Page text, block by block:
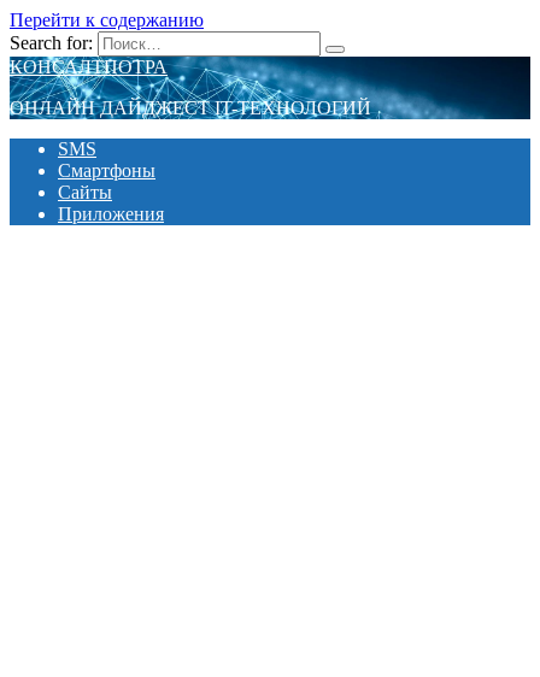
Перейти к содержанию
Search for:
КОНСАЛТПОТРА
ОНЛАЙН ДАЙДЖЕСТ IT-ТЕХНОЛОГИЙ
SMS
Смартфоны
Сайты
Приложения